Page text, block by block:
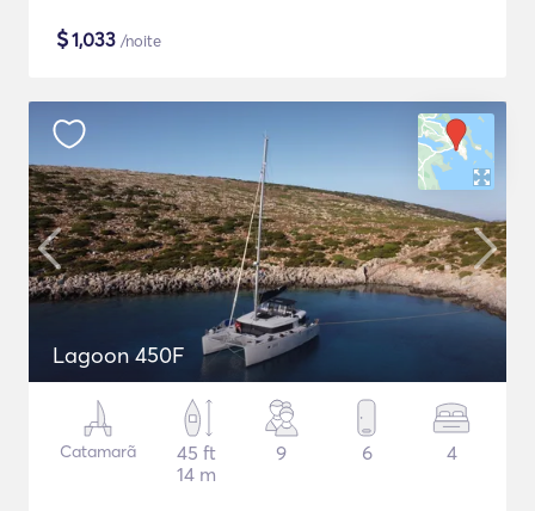
$1,033 /noite
Lagoon 450F
Catamarã
45 ft
14 m
9 6 4